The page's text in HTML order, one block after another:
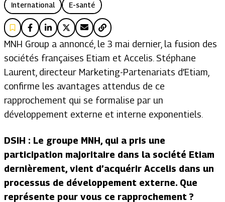
International E-santé
MNH Group a annoncé, le 3 mai dernier, la fusion des
sociétés françaises Etiam et Accelis. Stéphane
Laurent, directeur Marketing-Partenariats d’Etiam,
confirme les avantages attendus de ce
rapprochement qui se formalise par un
développement externe et interne exponentiels.
DSIH : Le groupe MNH, qui a pris une
participation majoritaire dans la société Etiam
dernièrement, vient d’acquérir Accelis dans un
processus de développement externe. Que
représente pour vous ce rapprochement ?